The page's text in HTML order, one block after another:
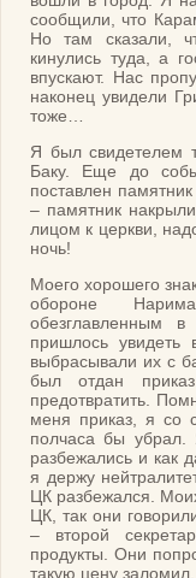
сообщили, что
Но там сказали,
кинулись туда, а
впускают. Нас
наконец увидели
тоже…
Я был свидетелем
Баку. Еще до
поставлен
– памятник
лицом к церкви,
ночь!
Моего хорошего
обороне
обезглавленным
пришлось
выбрасывали их с
был отдан
предотвратить.
меня приказ, я со
полчаса бы
разбежались и как
я держу
ЦК разбежался.
ЦК, так они
– второй
продукты. Они
такую цену